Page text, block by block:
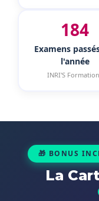
184
Examens
l'année
INRI'S
🎁 BONUS
La